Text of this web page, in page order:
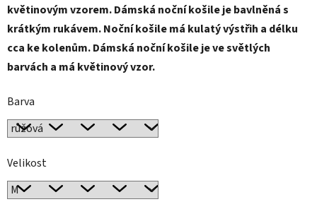
květinovým vzorem. Dámská noční košile je bavlněná s
krátkým rukávem. Noční košile má kulatý výstřih a délku
cca ke kolenům. Dámská noční košile je ve světlých
barvách a má květinový vzor.
Barva
Velikost